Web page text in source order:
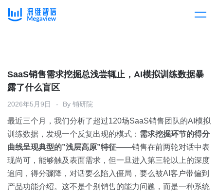
产品总览
产品集成
下载客户端
解决方案
按行业
消费医疗
教育
客户案例
开放平台
定价
资源中心
SaaS销售需求挖掘总浅尝辄止，AI模拟训练数据暴
露了什么盲区
2026年5月9日 By 销研院
最近三个月，我们分析了超过120场SaaS销售团队的AI模拟
训练数据，发现一个反复出现的模式： 需求挖掘环节的得分
曲线呈现典型的”浅层高原”特征——销售在前两轮对话中表
现尚可，能够触及表面需求，但一旦进入第三轮以上的深度
追问，得分骤降，对话要么陷入僵局，要么被AI客户带偏到
产品功能介绍。这不是个别销售的能力问题，而是一种系统